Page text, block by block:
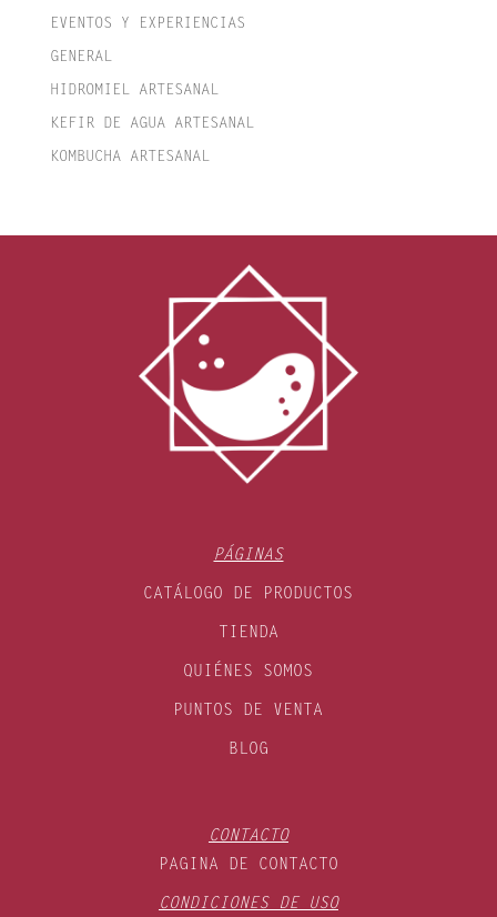
EVENTOS Y EXPERIENCIAS
GENERAL
HIDROMIEL ARTESANAL
KEFIR DE AGUA ARTESANAL
KOMBUCHA ARTESANAL
PÁGINAS
CATÁLOGO DE PRODUCTOS
TIENDA
QUIÉNES SOMOS
PUNTOS DE VENTA
BLOG
CONTACTO
PAGINA DE CONTACTO
CONDICIONES DE USO